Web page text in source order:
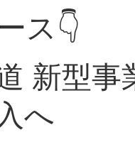
ス👇
新型
へ